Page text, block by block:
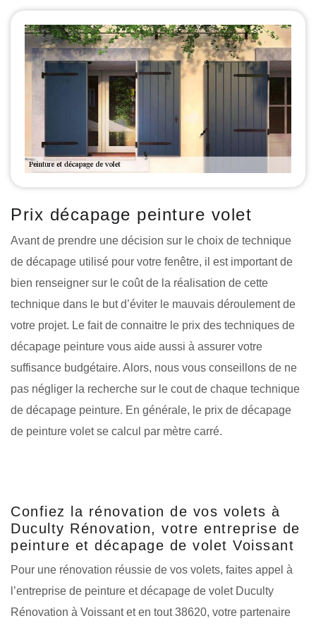
Prix décapage peinture volet
Avant de prendre une décision sur le choix de technique
de décapage utilisé pour votre fenêtre, il est important de
bien renseigner sur le coût de la réalisation de cette
technique dans le but d’éviter le mauvais déroulement de
votre projet. Le fait de connaitre le prix des techniques de
décapage peinture vous aide aussi à assurer votre
suffisance budgétaire. Alors, nous vous conseillons de ne
pas négliger la recherche sur le cout de chaque technique
de décapage peinture. En générale, le prix de décapage
de peinture volet se calcul par mètre carré.
Confiez la rénovation de vos volets à
Duculty Rénovation, votre entreprise de
peinture et décapage de volet Voissant
Pour une rénovation réussie de vos volets, faites appel à
l’entreprise de peinture et décapage de volet Duculty
Rénovation à Voissant et en tout 38620, votre partenaire